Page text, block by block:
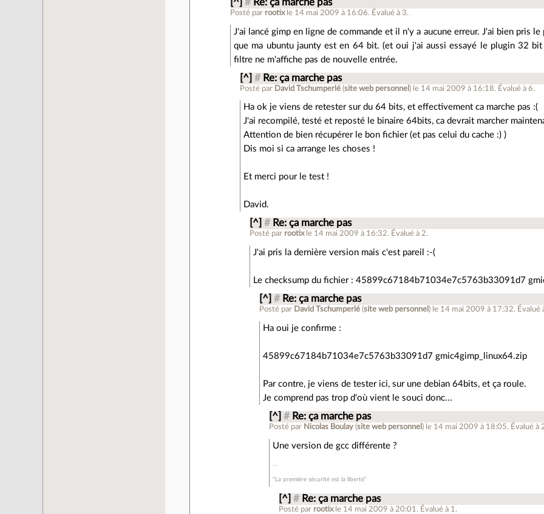
[^] # Re: ça marche pas
Posté par rootix le 14 mai 2009 à 16:06. Évalué à 3.
J'ai lancé gimp en ligne de commande et il n'y a aucune erreur. J'ai bien pris
que ma ubuntu jaunty est en 64 bit. (et oui j'ai aussi essayé le plugin 32 bit
filtre ne m'affiche pas de nouvelle entrée.
[^] # Re: ça marche pas
Posté par David Tschumperlé (site web personnel ) le 14 mai 2009 à 16:18. Évalué à6.
Ha ok je viens de retester sur du 64 bits, et effectivement ca marche pas :(
J'ai recompilé, testé et reposté le binaire 64bits, ca devrait marcher
Attention de bien récupérer le bon fichier (et pas celui du cache :) )
Dis moi si ca arrange les choses !
Et merci pour le test !
David.
[^] # Re: ça marche pas
Posté par rootix le 14 mai 2009 à 16:32. Évalué à 2.
J'ai pris la dernière version mais c'est pareil :-(
Le checksump du fichier : 45899c67184b71034e7c5763b33091d7
[^] # Re: ça marche pas
Posté par David Tschumperlé (site web personnel ) le 14 mai 2009 à 17:32. Évalué
Ha oui je confirme :
45899c67184b71034e7c5763b33091d7 gmic4gimp_linux64.zip
Par contre, je viens de tester ici, sur une debian 64bits, et ça roule.
Je comprend pas trop d'où vient le souci donc...
[^] # Re: ça marche pas
Posté par Nicolas Boulay (site web personnel ) le 14 mai 2009 à 18:05. Évalué à
Une version de gcc différente ?
"La première sécurité est la liberté"
[^] # Re: ça marche pas
Posté par rootix le 14 mai 2009 à 20:01 . Évalué à 1 .